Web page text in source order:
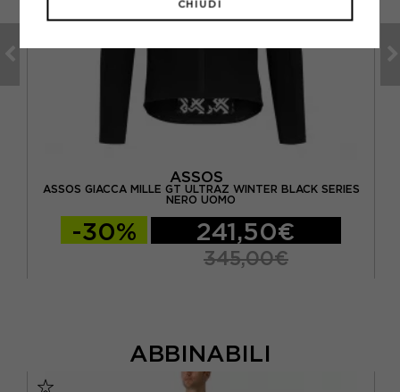
ASSOS
ASSOS GIACCA MILLE GT ULTRAZ WINTER BLACK SERIES
NERO UOMO
-30% 241,50€
345,00€
ABBINABILI
CHIUDI